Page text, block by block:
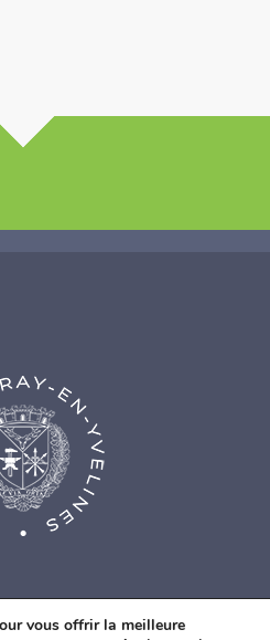
vous offrir la meilleure